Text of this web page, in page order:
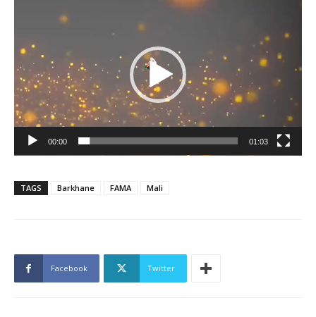
00:00 01:03
TAGS Barkhane FAMA Mali
Facebook Twitter